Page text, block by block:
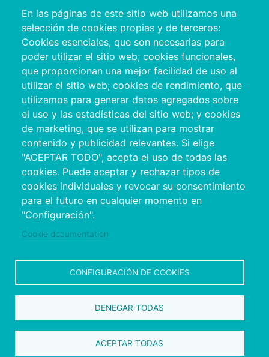
En las páginas de este sitio web utilizamos una
selección de cookies propias y de terceros:
Cookies esenciales, que son necesarias para
poder utilizar el sitio web; cookies funcionales,
que proporcionan una mejor facilidad de uso al
utilizar el sitio web; cookies de rendimiento, que
utilizamos para generar datos agregados sobre
el uso y las estadísticas del sitio web; y cookies
de marketing, que se utilizan para mostrar
contenido y publicidad relevantes. Si elige
"ACEPTAR TODO", acepta el uso de todas las
cookies. Puede aceptar y rechazar tipos de
cookies individuales y revocar su consentimiento
para el futuro en cualquier momento en
"Configuración".
Cookie documentation
CONFIGURACIÓN DE COOKIES
DENEGAR TODAS
ACEPTAR TODAS
Pazo Deputación Provincial. Avda. Montero Ríos, s/n - 36071
Pontevedra
+34 986 804 100 | +34 986 804 124
Copyright © 2026. Conselho Provincial de
Pontevedra.
Todos os direitos reservados